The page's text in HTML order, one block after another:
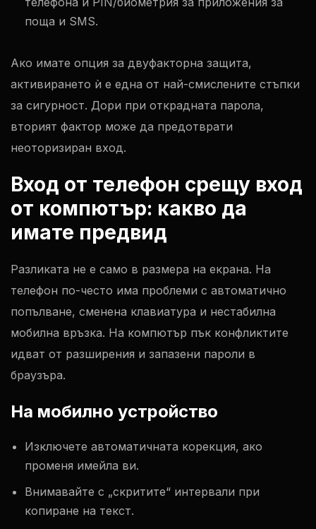
поща и SMS.
Ако имате опция за двуфакторна защита,
активирането ѝ е една от най-смислените стъпки
за сигурност. Дори при открадната парола,
вторият фактор може да предотврати
неоторизиран вход.
Вход от телефон срещу вход
от компютър: какво да
имате предвид
Разликата не е само в размера на екрана. На
телефон по-често има проблеми с автоматично
попълване, сменена клавиатура и нестабилна
мобилна връзка. На компютър пък конфликтите
идват от разширения и запазени пароли в
браузъра.
На мобилно устройство
Изключете автоматичната корекция, ако
променя имейла ви.
Внимавайте с „скритите“ интервали при
копиране на текст.